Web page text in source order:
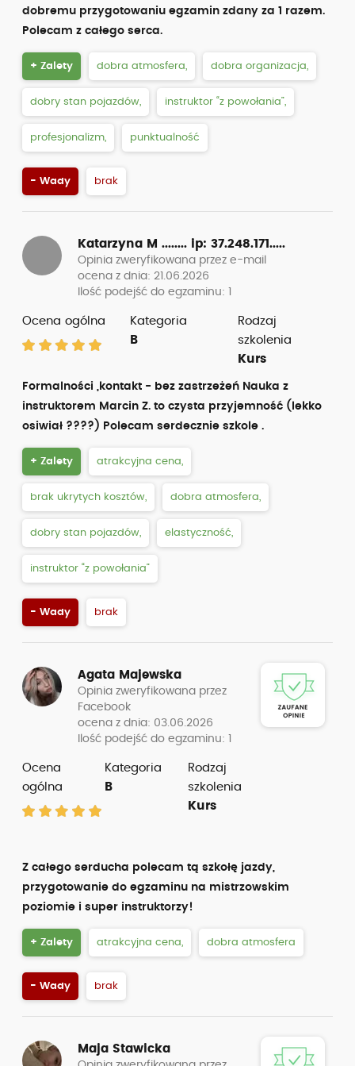
dobremu przygotowaniu egzamin zdany za 1 razem.
Polecam z całego serca.
+ Zalety dobra atmosfera, dobra organizacja,
dobry stan pojazdów, instruktor “z powołania”,
profesjonalizm, punktualność
- Wady brak
Katarzyna M ........ ip: 37.248.171.....
Opinia zweryfikowana przez e-mail
ocena z dnia: 21.06.2026
Ilość podejść do egzaminu: 1
Ocena ogólna
Kategoria
B
Rodzaj
szkolenia
Kurs
Formalności ,kontakt - bez zastrzeżeń Nauka z
instruktorem Marcin Z. to czysta przyjemność (lekko
osiwiał ????) Polecam serdecznie szkole .
+ Zalety atrakcyjna cena,
brak ukrytych kosztów, dobra atmosfera,
dobry stan pojazdów, elastyczność,
instruktor “z powołania”
- Wady brak
Agata Majewska
Opinia zweryfikowana przez
Facebook
ocena z dnia: 03.06.2026
Ilość podejść do egzaminu: 1
Ocena
ogólna
Kategoria
B
Rodzaj
szkolenia
Kurs
Z całego serducha polecam tą szkołę jazdy,
przygotowanie do egzaminu na mistrzowskim
poziomie i super instruktorzy!
+ Zalety atrakcyjna cena, dobra atmosfera
- Wady brak
Maja Stawicka